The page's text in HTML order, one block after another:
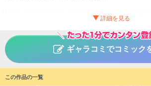
空中歩行」と、いま注目の京極真とキッドが初対決する「
ッド！ コナンはそのトリックを見破ることができるのか
では、キッドの予告に対し、“世界最強の防犯システム”こ
リリングな2エピソードに加え、メイキングオマケ記事も掲
タイトル
少年サンデーコミックスビジュア
ギャラコミでコミック
この作品の一覧